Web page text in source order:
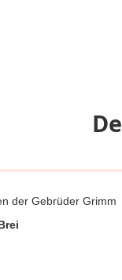
der Gebrüder Grimm